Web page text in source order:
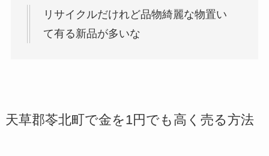
リサイクルだけれど品物綺麗な物置い
て有る新品が多いな
天草郡苓北町で金を1円でも高く売る方法